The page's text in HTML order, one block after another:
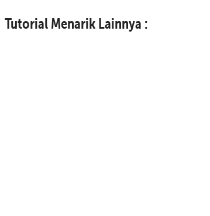
Tutorial Menarik Lainnya :